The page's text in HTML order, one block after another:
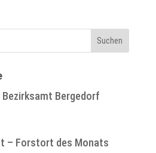
Bezirksamt Bergedorf
– Forstort des Monats